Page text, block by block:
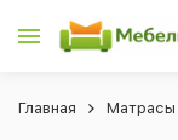
Главная Матрасы